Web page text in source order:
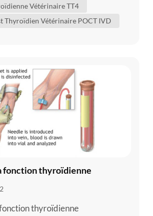
Vétérinaire TT4
Thyroïdien Vétérinaire POCT IVD
fonction thyroïdienne
thyroïdienne